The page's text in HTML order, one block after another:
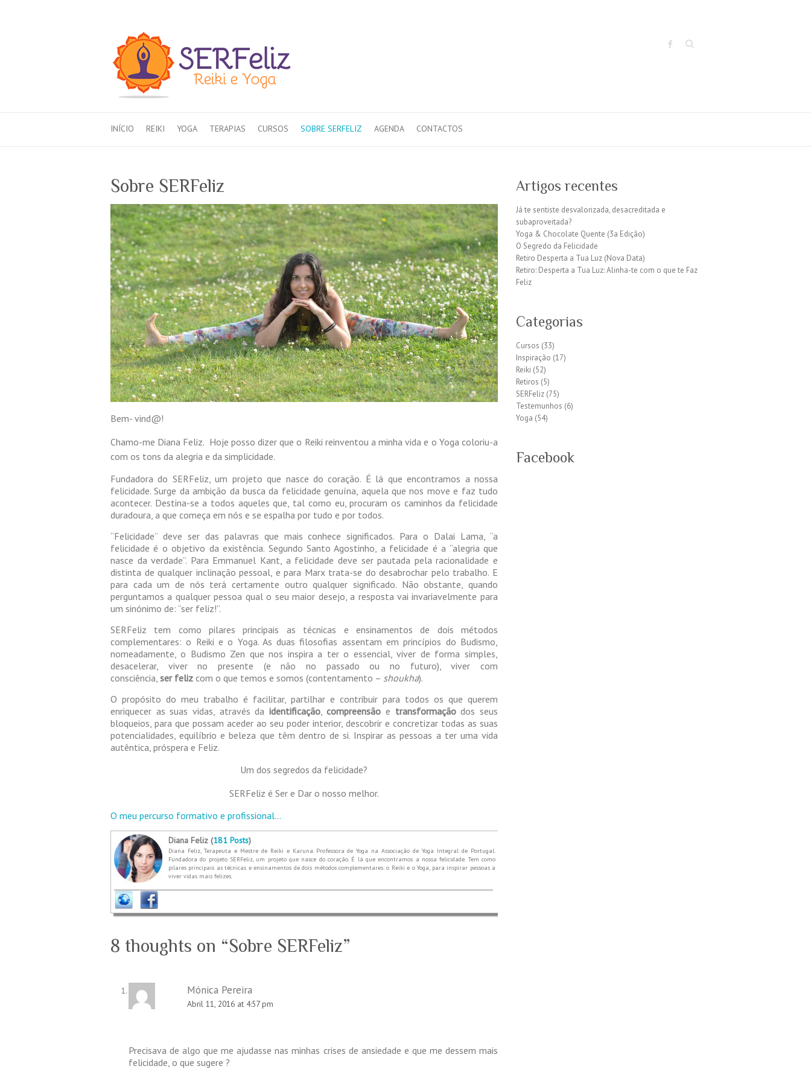
Search
INÍCIO REIKI YOGA TERAPIAS CURSOS SOBRE SERFELIZ AGENDA CONTACTOS
Sobre SERFeliz
Bem- vind@!
Chamo-me Diana Feliz. Hoje posso dizer que o Reiki reinventou a minha vida e o Yoga coloriu-a
com os tons da alegria e da simplicidade.
Fundadora do SERFeliz, um projeto que nasce do coração. É lá que encontramos a nossa
felicidade. Surge da ambição da busca da felicidade genuína, aquela que nos move e faz tudo
acontecer. Destina-se a todos aqueles que, tal como eu, procuram os caminhos da felicidade
duradoura, a que começa em nós e se espalha por tudo e por todos.
“Felicidade” deve ser das palavras que mais conhece significados. Para o Dalai Lama, “a
felicidade é o objetivo da existência. Segundo Santo Agostinho, a felicidade é a “alegria que
nasce da verdade”. Para Emmanuel Kant, a felicidade deve ser pautada pela racionalidade e
distinta de qualquer inclinação pessoal, e para Marx trata-se do desabrochar pelo trabalho. E
para cada um de nós terá certamente outro qualquer significado. Não obstante, quando
perguntamos a qualquer pessoa qual o seu maior desejo, a resposta vai invariavelmente para
um sinónimo de: “ser feliz!”.
SERFeliz tem como pilares principais as técnicas e ensinamentos de dois métodos
complementares: o Reiki e o Yoga. As duas filosofias assentam em princípios do Budismo,
nomeadamente, o Budismo Zen que nos inspira a ter o essencial, viver de forma simples,
desacelerar, viver no presente (e não no passado ou no futuro), viver com
consciência, ser feliz com o que temos e somos (contentamento – shoukha).
O propósito do meu trabalho é facilitar, partilhar e contribuir para todos os que querem
enriquecer as suas vidas, através da identificação,compreensão e transformaçãodos seus
bloqueios, para que possam aceder ao seu poder interior, descobrir e concretizar todas as suas
potencialidades, equilíbrio e beleza que têm dentro de si. Inspirar as pessoas a ter uma vida
autêntica, próspera e Feliz.
Um dos segredos da felicidade?
SERFeliz é Ser e Dar o nosso melhor.
O meu percurso formativo e profissional…
Diana Feliz (181 Posts)
Diana Feliz, Terapeuta e Mestre de Reiki e Karuna. Professora de Yoga na Associação de Yoga Integral de Portugal.
Fundadora do projeto SERFeliz, um projeto que nasce do coração. É lá que encontramos a nossa felicidade. Tem como
pilares principais as técnicas e ensinamentos de dois métodos complementares: o Reiki e o Yoga, para inspirar pessoas a
viver vidas mais felizes.
8 thoughts on “Sobre SERFeliz”
Mónica Pereira
Abril 11, 2016 at 4:57 pm
Precisava de algo que me ajudasse nas minhas crises de ansiedade e que me dessem mais
felicidade, o que sugere ?
Artigos recentes
Já te sentiste desvalorizada, desacreditada e
subaproveitada?
Yoga & Chocolate Quente (3a Edição)
O Segredo da Felicidade
Retiro Desperta a Tua Luz (Nova Data)
Retiro: Desperta a Tua Luz: Alinha-te com o que te Faz
Feliz
Categorias
Cursos (33)
Inspiração (17)
Reiki (52)
Retiros (5)
SERFeliz(75)
Testemunhos (6)
Yoga (54)
Facebook